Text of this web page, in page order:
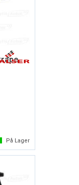
På Lager